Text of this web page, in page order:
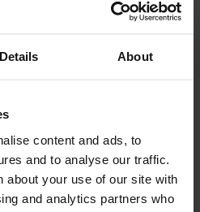
Details About
content and ads, to
and to analyse our traffic.
about your use of our site with
and analytics partners who